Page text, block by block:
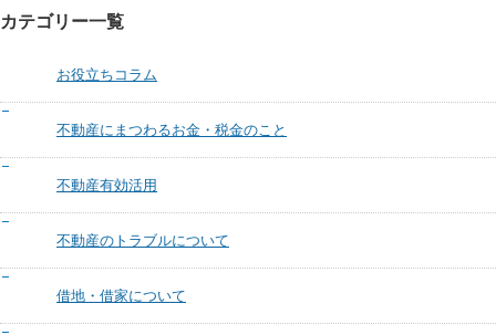
カテゴリー一覧
お役立ちコラム
不動産にまつわるお金・税金のこと
不動産有効活用
不動産のトラブルについて
借地・借家について